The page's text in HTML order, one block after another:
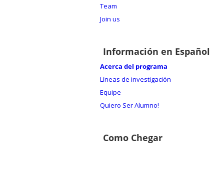
Team
Join us
Información en Español
Acerca del programa
Líneas de investigación
Equipe
Quiero Ser Alumno!
Como Chegar